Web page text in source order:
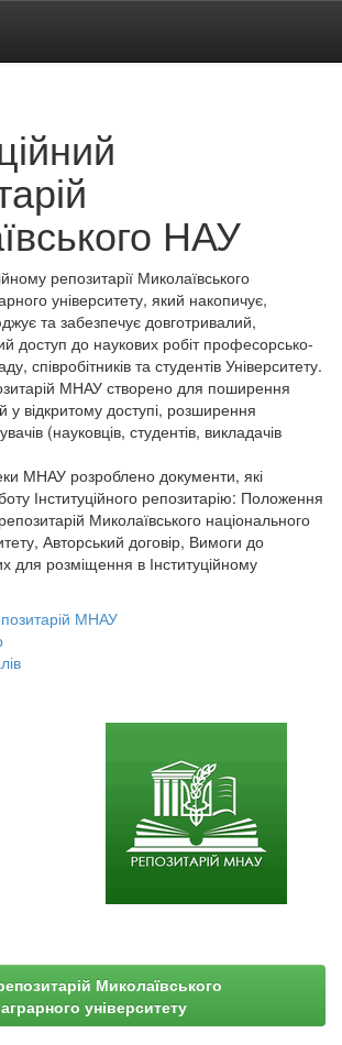
НАУ
репозитарії Миколаївського
університету, який накопичує,
та забезпечує довготривалий,
доступ до наукових робіт професорсько-
співробітників та студентів Університету.
МНАУ створено для поширення
у відкритому доступі, розширення
(науковців, студентів, викладачів
МНАУ розроблено документи, які
Інституційного репозитарію: Положення
Миколаївського національного
Авторський договір, Вимоги до
для розміщення в Інституційному
МНАУ
Миколаївського
університету